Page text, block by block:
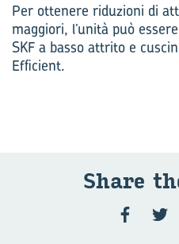
Per ottenere riduzioni di
maggiori, l’unità può
SKF a basso attrito e
Efficient.
Share